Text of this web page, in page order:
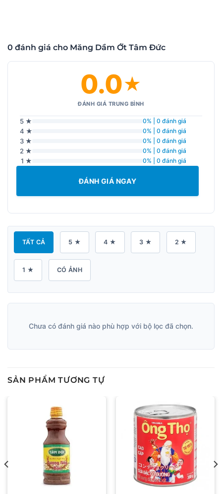
0 đánh giá cho Măng Dầm Ớt Tâm Đức
0.0★
ĐÁNH GIÁ TRUNG BÌNH
5 ★ 0% | 0 đánh giá
4 ★ 0% | 0 đánh giá
3 ★ 0% | 0 đánh giá
2 ★ 0% | 0 đánh giá
1 ★ 0% | 0 đánh giá
ĐÁNH GIÁ NGAY
TẤT CẢ 5 ★ 4 ★ 3 ★ 2 ★
1 ★ CÓ ẢNH
Chưa có đánh giá nào phù hợp với bộ lọc đã chọn.
SẢN PHẨM TƯƠNG TỰ